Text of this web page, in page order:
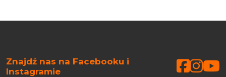
Znajdź nas na Facebooku i
Instagramie